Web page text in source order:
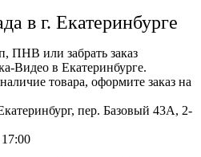
в г. Екатеринбурге
ПНВ или забрать заказ
Видео в Екатеринбурге.
товара, оформите заказ на
пер. Базовый 43А, 2-